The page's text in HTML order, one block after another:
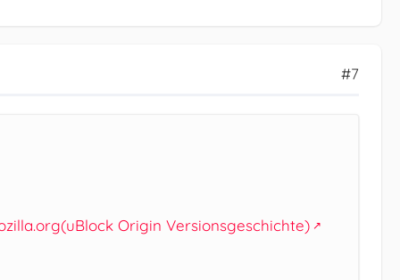
#7
Origin Versionsgeschichte)